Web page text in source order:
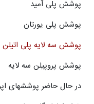
پوشش پلی آمید
پوشش پلی یورتان
پوشش سه لایه پلی اتیلن
پوشش پروپیلن سه لایه
در حال حاضر پوششهای